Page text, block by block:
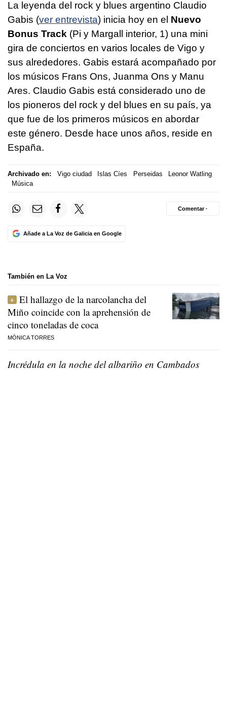
La leyenda del rock y blues argentino Claudio
Gabis (ver entrevista) inicia hoy en el Nuevo
Bonus Track (Pi y Margall interior, 1) una mini
gira de conciertos en varios locales de Vigo y
sus alrededores. Gabis estará acompañado por
los músicos Frans Ons, Juanma Ons y Manu
Ares. Claudio Gabis está considerado uno de
los pioneros del rock y del blues en su país, ya
que fue de los primeros músicos en abordar
este género. Desde hace unos años, reside en
España.
Archivado en: Vigo ciudad Islas Cíes Perseidas
Leonor Watling
Música
Añade a La Voz de Galicia en Google
Comentar ·
También en La Voz
El hallazgo de la narcolancha del
Miño coincide con la aprehensión de
cinco toneladas de coca
MÓNICA TORRES
Incrédula en la noche del albariño en Cambados